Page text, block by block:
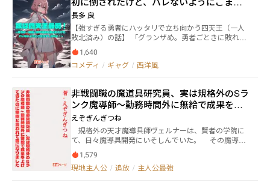
すしかない！～
長多 良
【強すぎる勇者にハッタリで立ち向かう四天王（一人
敗北済み）の話】 「グランザめ。勇者ごときに敗れる
とは・・・」 「四天王として失格だよね。」 「だが奴
は所詮四天王最弱！」 魔王軍四天王の一人が勇者に倒
された。その知らせお受けた残りの三人は・・・
初に倒されたのが四天王最強だった！ しかし、そんな
事がバレたら残りの3人も勇者にあっさりやられてしま
う。 そして何より・・・勇者にも、魔王軍の部下たち
にも、 ナメられたら四天王としておしまいである！ そ
こで残った三人は、知恵を絞って いかにも最初の一人
が最弱だったかのように勇者に信じ込ませ、 自分たち
の威厳を保ったまま勇者を倒す作戦を考えた。 時には
ベタベタな悪役の演技をして、 時には陰でひどい目に
あって。 作戦名は「奴は四天王最弱！」 果たして作戦
1,640
コメディ / ギャグ / 西洋風
非戦闘職の魔道具研究員、実は規格外のSラ
ンク魔導師～勤務時間外に無給で成果を上
げてきたのに無能と言われて首になりまし
た
えぞぎんぎつね
規格外の天才魔導具師ヴェルナーは、賢者の学院に
て、日々魔導具開発にいそしんでいた。 その魔導具
は民の生活を豊かにするほど画期的で、学院の名声を
高めに高め、資金面でも潤った。 だが、ヴェルナー
の才能を妬み、魔導具利権に目がくらんだ学院長によ
1,579
現地主人公 / 追放 / 主人公最強